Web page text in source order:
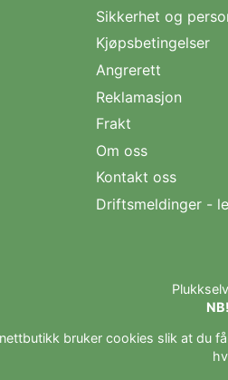
Sikkerhet og
Kjøpsbetingelser
Angrerett
Reklamasjon
Frakt
Om oss
Kontakt oss
Driftsmeldinger -
NB!
bruker cookies slik at du